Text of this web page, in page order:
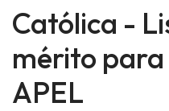
Católica -
mérito
APEL